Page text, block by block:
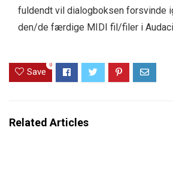
fuldendt vil dialogboksen forsvinde
den/de færdige MIDI fil/filer i
Save
0
Related Articles